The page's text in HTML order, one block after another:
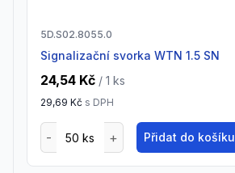
5D.S02.8055.0
Signalizační svorka WTN 1.5 SN
24,54 Kč / 1 ks
29,69 Kč s DPH
Přidat do košíku